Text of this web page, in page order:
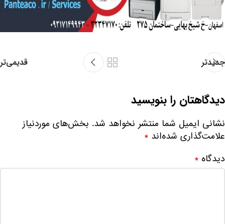
جدیدتر قدیمی‌تر
دیدگاهتان را بنویسید
نشانی ایمیل شما منتشر نخواهد شد. بخش‌های موردنیاز
علامت‌گذاری شده‌اند *
دیدگاه *